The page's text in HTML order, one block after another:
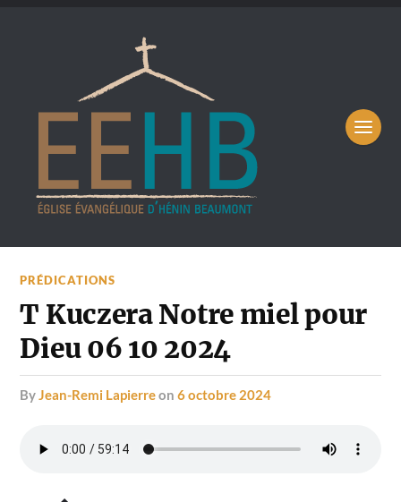
PRÉDICATIONS
T Kuczera Notre miel pour
Dieu 06 10 2024
byJean-Remi Lapierreon6 octobre 2024